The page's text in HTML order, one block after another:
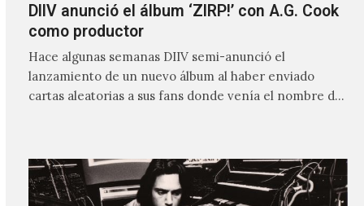
DIIV anunció el álbum ‘ZIRP!’ con A.G. Cook
como productor
Hace algunas semanas DIIV semi-anunció el
lanzamiento de un nuevo álbum al haber enviado
cartas aleatorias a sus fans donde venía el nombre de